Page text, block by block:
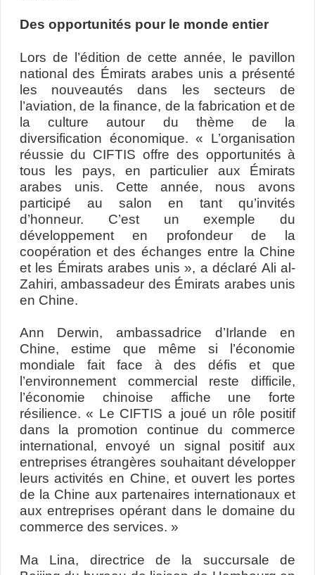
Des opportunités pour le monde entier
Lors de l’édition de cette année, le pavillon
national des Émirats arabes unis a présenté
les nouveautés dans les secteurs de
l’aviation, de la finance, de la fabrication et de
la culture autour du thème de la
diversification économique. « L’organisation
réussie du CIFTIS offre des opportunités à
tous les pays, en particulier aux Émirats
arabes unis. Cette année, nous avons
participé au salon en tant qu’invités
d’honneur. C’est un exemple du
développement en profondeur de la
coopération et des échanges entre la Chine
et les Émirats arabes unis », a déclaré Ali al-
Zahiri, ambassadeur des Émirats arabes unis
en Chine.
Ann Derwin, ambassadrice d’Irlande en
Chine, estime que même si l’économie
mondiale fait face à des défis et que
l’environnement commercial reste difficile,
l’économie chinoise affiche une forte
résilience. « Le CIFTIS a joué un rôle positif
dans la promotion continue du commerce
international, envoyé un signal positif aux
entreprises étrangères souhaitant développer
leurs activités en Chine, et ouvert les portes
de la Chine aux partenaires internationaux et
aux entreprises opérant dans le domaine du
commerce des services. »
Ma Lina, directrice de la succursale de